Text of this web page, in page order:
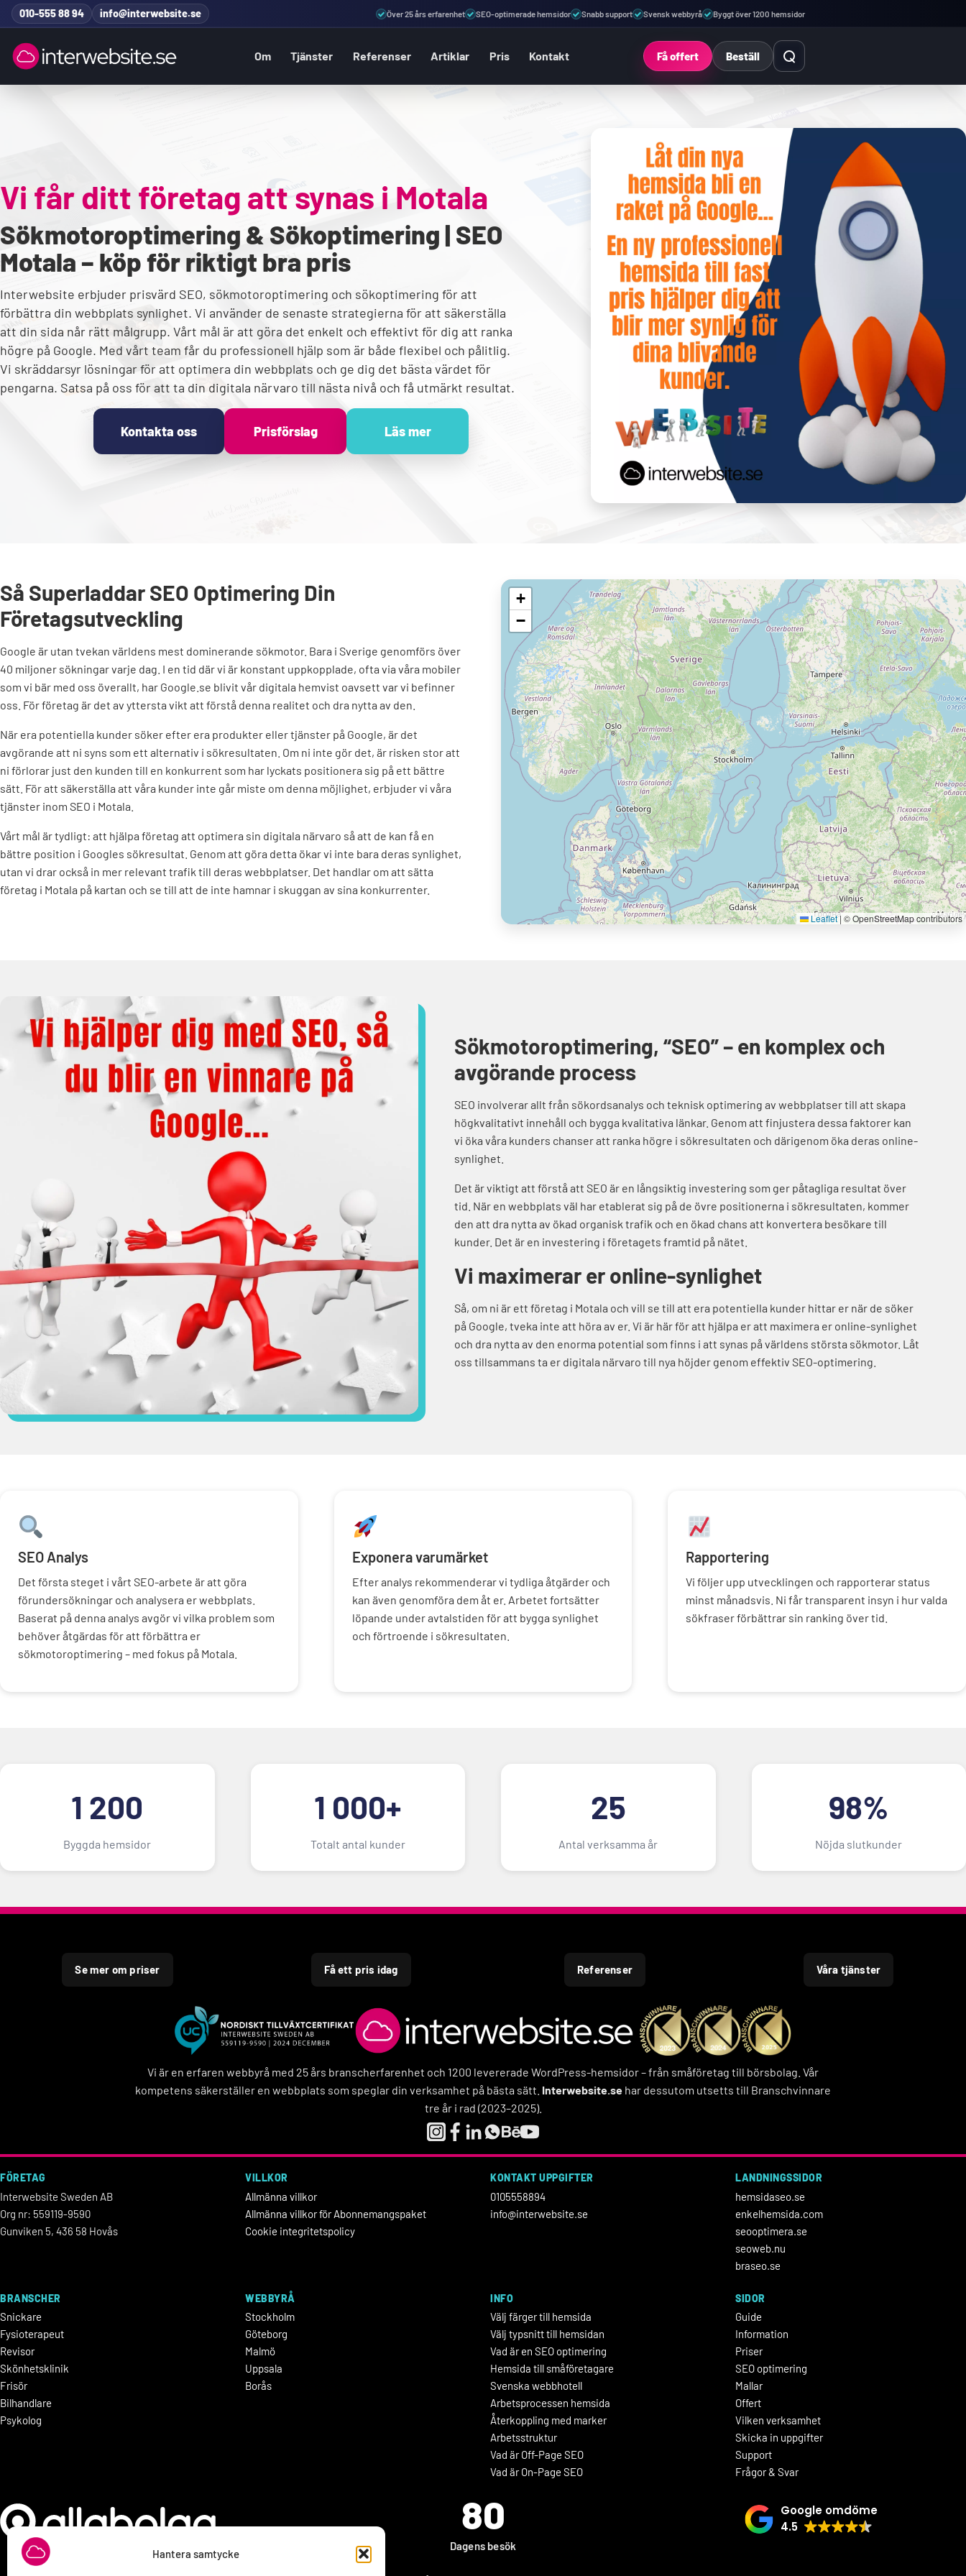
Hantera samtycke
Hoppa till innehåll
010-555 88 94 info@interwebsite.se Över 25 års erfarenhet SEO-optimerade hemsidor Snabb support Svensk webbyrå Byggt över 1200 hemsidor
Om Tjänster Referenser Artiklar Pris Kontakt Få offert Beställ Öppna sök
Vi får ditt företag att synas i Motala
Sökmotoroptimering & Sökoptimering | SEO
Motala – köp för riktigt bra pris
Interwebsite erbjuder prisvärd SEO, sökmotoroptimering och sökoptimering för att
förbättra din webbplats synlighet. Vi använder de senaste strategierna för att säkerställa
att din sida når rätt målgrupp. Vårt mål är att göra det enkelt och effektivt för dig att ranka
högre på Google. Med vårt team får du professionell hjälp som är både flexibel och pålitlig.
Vi skräddarsyr lösningar för att optimera din webbplats och ge dig det bästa värdet för
pengarna. Satsa på oss för att ta din digitala närvaro till nästa nivå och få utmärkt resultat.
Kontakta oss Prisförslag Läs mer
Så Superladdar SEO Optimering Din
Företagsutveckling
Google är utan tvekan världens mest dominerande sökmotor. Bara i Sverige genomförs över
40 miljoner sökningar varje dag. I en tid där vi är konstant uppkopplade, ofta via våra mobiler
som vi bär med oss överallt, har Google.se blivit vår digitala hemvist oavsett var vi befinner
oss. För företag är det av yttersta vikt att förstå denna realitet och dra nytta av den.
När era potentiella kunder söker efter era produkter eller tjänster på Google, är det
avgörande att ni syns som ett alternativ i sökresultaten. Om ni inte gör det, är risken stor att
ni förlorar just den kunden till en konkurrent som har lyckats positionera sig på ett bättre
sätt. För att säkerställa att våra kunder inte går miste om denna möjlighet, erbjuder vi våra
tjänster inom SEO i Motala.
Vårt mål är tydligt: att hjälpa företag att optimera sin digitala närvaro så att de kan få en
bättre position i Googles sökresultat. Genom att göra detta ökar vi inte bara deras synlighet,
utan vi drar också in mer relevant trafik till deras webbplatser. Det handlar om att sätta
företag i Motala på kartan och se till att de inte hamnar i skuggan av sina konkurrenter.
+
−
Leaflet| © OpenStreetMap contributors
Sökmotoroptimering, “SEO” – en komplex och
avgörande process
SEO involverar allt från sökordsanalys och teknisk optimering av webbplatser till att skapa
högkvalitativt innehåll och bygga kvalitativa länkar. Genom att finjustera dessa faktorer kan
vi öka våra kunders chanser att ranka högre i sökresultaten och därigenom öka deras online-
synlighet.
Det är viktigt att förstå att SEO är en långsiktig investering som ger påtagliga resultat över
tid. När en webbplats väl har etablerat sig på de övre positionerna i sökresultaten, kommer
den att dra nytta av ökad organisk trafik och en ökad chans att konvertera besökare till
kunder. Det är en investering i företagets framtid på nätet.
Vi maximerar er online-synlighet
Så, om ni är ett företag i Motala och vill se till att era potentiella kunder hittar er när de söker
på Google, tveka inte att höra av er. Vi är här för att hjälpa er att maximera er online-synlighet
och dra nytta av den enorma potential som finns i att synas på världens största sökmotor. Låt
oss tillsammans ta er digitala närvaro till nya höjder genom effektiv SEO-optimering.
SEO Analys
Det första steget i vårt SEO-arbete är att göra
förundersökningar och analysera er webbplats.
Baserat på denna analys avgör vi vilka problem som
behöver åtgärdas för att förbättra er
sökmotoroptimering – med fokus på Motala.
Exponera varumärket
Efter analys rekommenderar vi tydliga åtgärder och
kan även genomföra dem åt er. Arbetet fortsätter
löpande under avtalstiden för att bygga synlighet
och förtroende i sökresultaten.
Rapportering
Vi följer upp utvecklingen och rapporterar status
minst månadsvis. Ni får transparent insyn i hur valda
sökfraser förbättrar sin ranking över tid.
1 200
Byggda hemsidor
1 000+
Totalt antal kunder
25
Antal verksamma år
98%
Nöjda slutkunder
Se mer om priser Få ett pris idag Referenser Våra tjänster
Vi är en erfaren webbyrå med 25 års branscherfarenhet och 1200 levererade WordPress-hemsidor – från småföretag till börsbolag. Vår
kompetens säkerställer en webbplats som speglar din verksamhet på bästa sätt. Interwebsite.se har dessutom utsetts till Branschvinnare
tre år i rad (2023–2025).
FÖRETAG
Interwebsite Sweden AB
Org nr: 559119-9590
Gunviken 5, 436 58 Hovås
VILLKOR
Allmänna villkor
Allmänna villkor för Abonnemangspaket
Cookie integritetspolicy
KONTAKT UPPGIFTER
0105558894
info@interwebsite.se
LANDNINGSSIDOR
hemsidaseo.se
enkelhemsida.com
seooptimera.se
seoweb.nu
braseo.se
BRANSCHER
Snickare
Fysioterapeut
Revisor
Skönhetsklinik
Frisör
Bilhandlare
Psykolog
WEBBYRÅ
Stockholm
Göteborg
Malmö
Uppsala
Borås
INFO
Välj färger till hemsida
Välj typsnitt till hemsidan
Vad är en SEO optimering
Hemsida till småföretagare
Svenska webbhotell
Arbetsprocessen hemsida
Återkoppling med marker
Arbetsstruktur
Vad är Off-Page SEO
Vad är On-Page SEO
SIDOR
Guide
Information
Priser
SEO optimering
Mallar
Offert
Vilken verksamhet
Skicka in uppgifter
Support
Frågor & Svar
80
Dagens besök
Google omdöme
4.5